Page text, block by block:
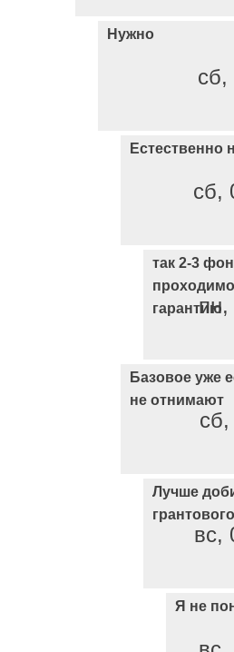
Нужно
сб,
Естественно
сб,
так 2-3
гарантию
Базовое уже
не отнимают
Лучше
грантового
вс,
Я не